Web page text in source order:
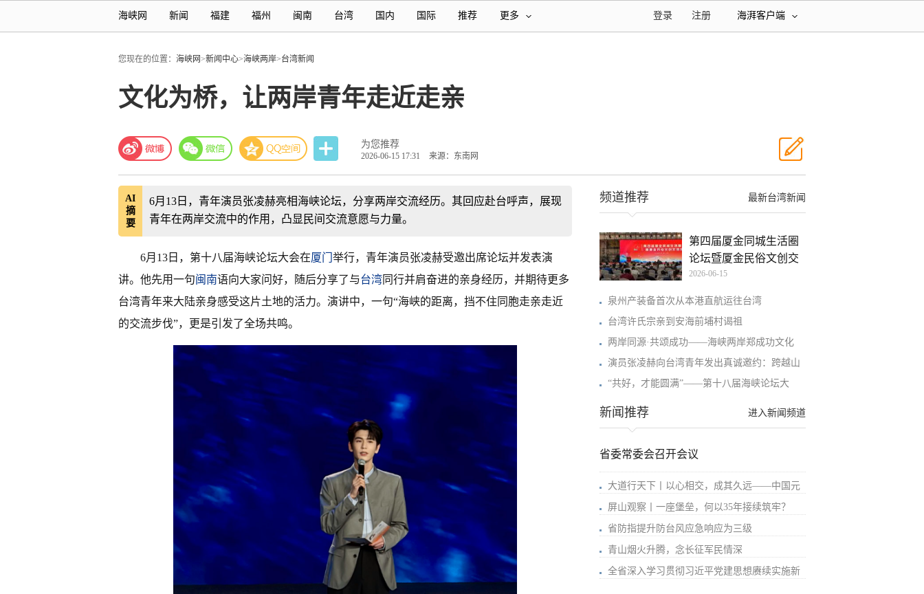
海峡网 新闻 福建 福州 闽南 台湾 国内 国际 推荐 更多 海湃客户端
注册
登录
您现在的位置： 海峡网>新闻中心>海峡两岸>台湾新闻
文化为桥，让两岸青年走近走亲
为您推荐
2026-06-15 17:31 来源：东南网
AI
摘
要
6月13日，青年演员张凌赫亮相海峡论坛，分享两岸交流经历。其回应赴台呼声，展现
青年在两岸交流中的作用，凸显民间交流意愿与力量。
6月13日，第十八届海峡论坛大会在厦门 举行，青年演员张凌赫受邀出席论坛并发表演
讲。他先用一句闽南语向大家问好，随后分享了与台湾同行并肩奋进的亲身经历，并期待更多
台湾青年来大陆亲身感受这片土地的活力。演讲中，一句“海峡的距离，挡不住同胞走亲走近
的交流步伐”，更是引发了全场共鸣。
最新台湾新闻
频道推荐
第四届厦金同城生活圈
论坛暨厦金民俗文创交
流
2026-06-15
泉州产装备首次从本港直航运往台湾
台湾许氏宗亲到安海前埔村谒祖
两岸同源·共颂成功——海峡两岸郑成功文化
演员张凌赫向台湾青年发出真诚邀约：跨越山
“共好，才能圆满”——第十八届海峡论坛大
进入新闻频道
新闻推荐
省委常委会召开会议
大道行天下丨以心相交，成其久远——中国元
屏山观察丨一座堡垒，何以35年接续筑牢？
省防指提升防台风应急响应为三级
青山烟火升腾，念长征军民情深
全省深入学习贯彻习近平党建思想赓续实施新